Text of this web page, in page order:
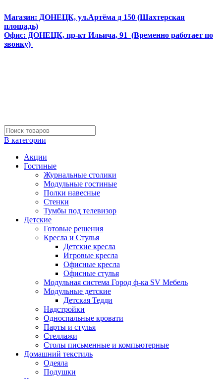
Магазин: ДОНЕЦК, ул.Артёма д 150 (Шахтерская
площадь)
Офис: ДОНЕЦК, пр-кт Ильича, 91 (Временно работает по
звонку)
В категории
Акции
Гостиные
Журнальные столики
Модульные гостиные
Полки навесные
Стенки
Тумбы под телевизор
Детские
Готовые решения
Кресла и Стулья
Детские кресла
Игровые кресла
Офисные кресла
Офисные стулья
Модульная система Город ф-ка SV Мебель
Модульные детские
Детская Тедди
Надстройки
Односпальные кровати
Парты и стулья
Стеллажи
Столы письменные и компьютерные
Домашний текстиль
Одеяла
Подушки